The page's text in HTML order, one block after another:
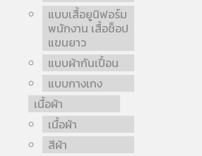
แบบเสื้อยูนิฟอร์ม
พนักงาน เสื้อช็อป
แขนยาว
แบบผ้ากันเปื้อน
แบบกางเกง
เนื้อผ้า
เนื้อผ้า
สีผ้า